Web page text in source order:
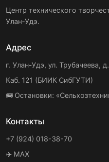
Центр технического
Улан-Удэ.
Адрес
г. Улан-Удэ, ул. Трубачеева,
Каб. 121 (БИИК СибГУТИ)
🚌 Остановки:
Контакты
+7 (924) 018-38-70
✈️ MAX